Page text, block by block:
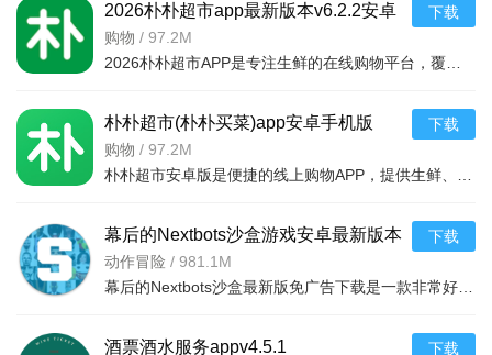
2026朴朴超市app最新版本v6.2.2安卓
最新版
购物 / 97.2M
下载
朴朴超市(朴朴买菜)app安卓手机版
v6.2.2安卓版
购物 / 97.2M
下载
幕后的Nextbots沙盒游戏安卓最新版本
v11.2.2 中文版
动作冒险 / 981.1M
下载
酒票酒水服务appv4.5.1 下载